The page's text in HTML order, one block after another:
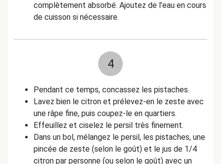
complètement absorbé. Ajoutez de l'eau en cours
de cuisson si nécessaire.
4
Pendant ce temps, concassez les pistaches.
Lavez bien le citron et prélevez-en le zeste avec
une râpe fine, puis coupez-le en quartiers.
Effeuillez et ciselez le persil très finement.
Dans un bol, mélangez le persil, les pistaches, une
pincée de zeste (selon le goût) et le jus de 1/4
citron par personne (ou selon le goût) avec un